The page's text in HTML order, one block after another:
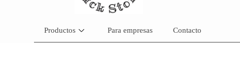
Productos Para empresas Contacto